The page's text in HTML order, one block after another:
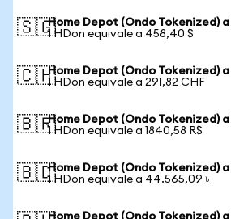
🇸🇬Home Depot (Ondo Tokenized)
1 HDon equivale a 458,40 $
🇨🇭Home Depot (Ondo Tokenized) a
1 HDon equivale a 291,82 CHF
🇧🇷Home Depot (Ondo Tokenized)
1 HDon equivale a 1840,58 R$
🇧🇩Home Depot (Ondo Tokenized)
1 HDon equivale a 44.565,09 ৳
Home Depot (Ondo Tokenized)